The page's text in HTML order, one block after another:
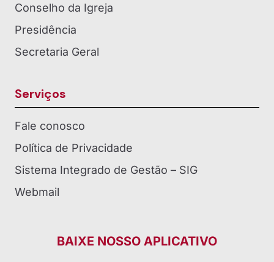
Conselho da Igreja
Presidência
Secretaria Geral
Serviços
Fale conosco
Política de Privacidade
Sistema Integrado de Gestão – SIG
Webmail
BAIXE NOSSO APLICATIVO